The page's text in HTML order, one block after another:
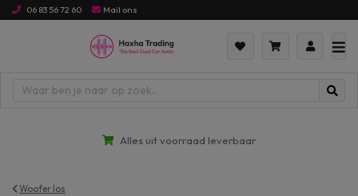
06 83 56 72 60 Mail ons
Alles uit voorraad leverbaar
Woofer los